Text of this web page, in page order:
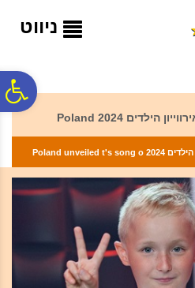
המרכזי
ניווט
פולין חשפה את שירה לתחרות אירווייון הילדים 2024 Poland
פולין חשפה את שירה לתחרות אירווייון הילדים 2024 Poland unveiled t's song o